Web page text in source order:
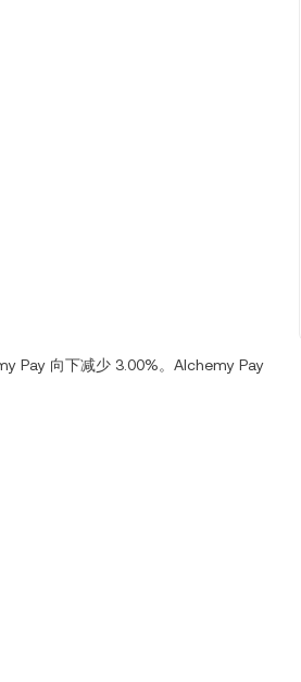
Pay 向下减少 3.00%。Alchemy Pay